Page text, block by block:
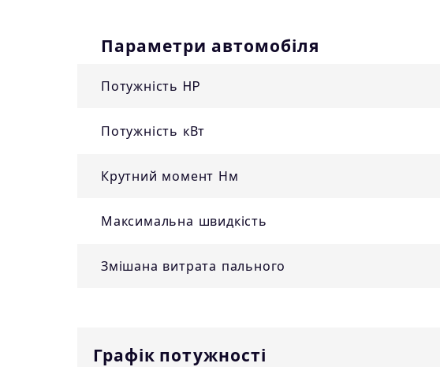
Параметри автомобіля
Потужність HP
Потужність кВт
Крутний момент Нм
Максимальна швидкість
Змішана витрата пального
Графік потужності